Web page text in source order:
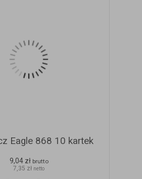
Eagle 868 10 kartek
9,04 zł brutto
7,35 zł netto